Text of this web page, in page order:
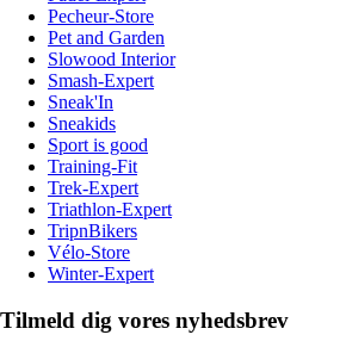
Pecheur-Store
Pet and Garden
Slowood Interior
Smash-Expert
Sneak'In
Sneakids
Sport is good
Training-Fit
Trek-Expert
Triathlon-Expert
TripnBikers
Vélo-Store
Winter-Expert
Tilmeld dig vores nyhedsbrev